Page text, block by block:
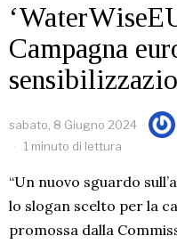
Campagna
sabato, 8 Giugno 2024
1 minuto di lettura
“Un nuovo sguardo
lo slogan scelto per la
promossa dalla